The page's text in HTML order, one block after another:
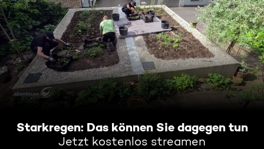
Starkregen: Das können Sie dagegen tun
Jetzt kostenlos streamen